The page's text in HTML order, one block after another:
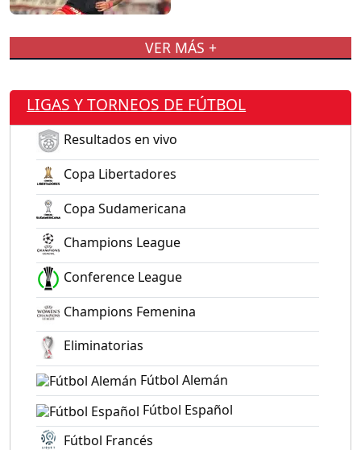
VER MÁS +
LIGAS Y TORNEOS DE FÚTBOL
Resultados en vivo
Copa Libertadores
Copa Sudamericana
Champions League
Conference League
Champions Femenina
Eliminatorias
Fútbol Alemán
Fútbol Español
Fútbol Francés